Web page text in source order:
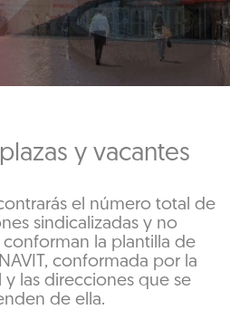
y vacantes
el número total de
sindicalizadas y no
conforman la plantilla de
conformada por la
y las direcciones que se
de ella.